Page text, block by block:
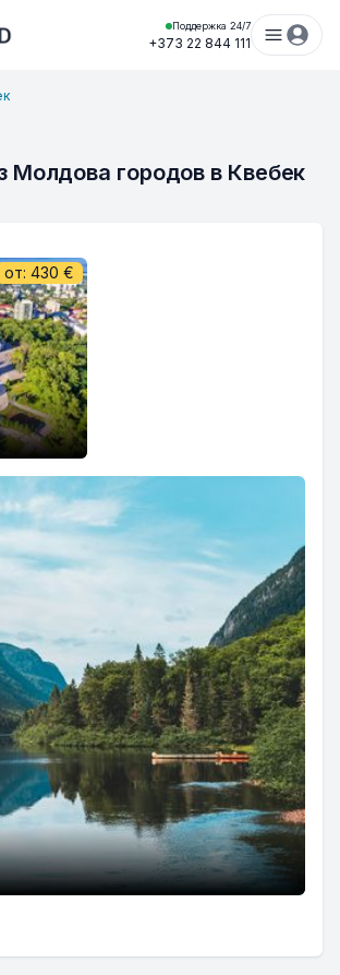
Поддержка 24/7
+373 22 844 111
Молдова городов в Квебек
от: 430 €